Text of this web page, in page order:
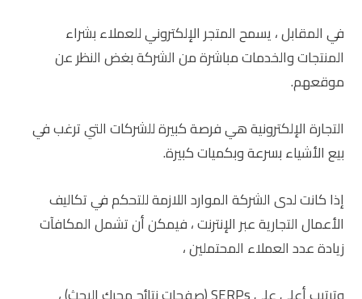
في المقابل ، يسمح المتجر الإلكتروني للعملاء بشراء
المنتجات والخدمات مباشرة من الشركة بغض النظر عن
موقعهم.
التجارة الإلكترونية هي فرصة كبيرة للشركات التي ترغب في
بيع الأشياء بسرعة وبكميات كبيرة.
إذا كانت لدى الشركة الموارد اللازمة للتحكم في تكاليف
الأعمال التجارية عبر الإنترنت ، فيمكن أن تشمل المكافآت
زيادة عدد العملاء المحتملين ،